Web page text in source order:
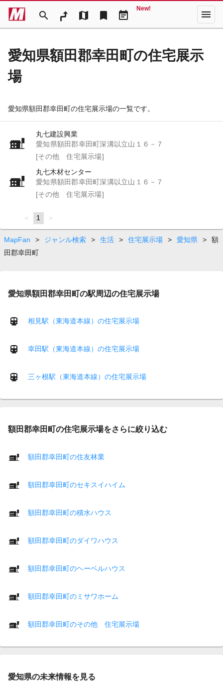
search map bookmark event_note
New! menu
愛知県額田郡幸田町の住宅展示
場
愛知県額田郡幸田町の住宅展示場の一覧です。
丸七建設興業
愛知県額田郡幸田町深溝以立山１６－７
[その他 住宅展示場]
丸七木材センター
愛知県額田郡幸田町深溝以立山１６－７
[その他 住宅展示場]
page
You're
on
page
1 page
MapFan > ジャンル検索 > 生活 > 住宅展示場 > 愛知県 >
額
田郡幸田町
愛知県額田郡幸田町の駅周辺の住宅展示場
相見駅（東海道本線）の住宅展示場
幸田駅（東海道本線）の住宅展示場
三ヶ根駅（東海道本線）の住宅展示場
額田郡幸田町の住宅展示場をさらに絞り込む
額田郡幸田町の住友林業
額田郡幸田町のセキスイハイム
額田郡幸田町の積水ハウス
額田郡幸田町のダイワハウス
額田郡幸田町のヘーベルハウス
額田郡幸田町のミサワホーム
額田郡幸田町のその他 住宅展示場
愛知県の未来情報を見る